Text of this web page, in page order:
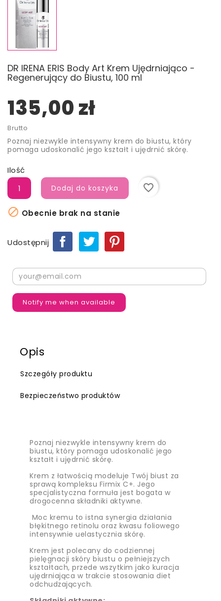
DR IRENA ERIS Body Art Krem Ujędrniająco -
Regenerujący do Biustu, 100 ml
135,00 zł
Brutto
Poznaj niezwykle intensywny krem do biustu, który
pomaga udoskonalić jego kształt i ujędrnić skórę.
Ilość
Dodaj do koszyka favorite_border
 Obecnie brak na stanie
Udostępnij
Notify me when available
Opis
Szczegóły produktu
Bezpieczeństwo produktów
Poznaj niezwykle intensywny krem do
biustu, który pomaga udoskonalić jego
kształt i ujędrnić skórę.
Krem z łatwością modeluje Twój biust za
sprawą kompleksu Firmix C+. Jego
specjalistyczna formuła jest bogata w
drogocenna składniki aktywne.
Moc kremu to istna synergia działania
błękitnego retinolu oraz kwasu foliowego
intensywnie uelastycznia skórę.
Krem jest polecany do codziennej
pielęgnacji skóry biustu o pełniejszych
kształtach, przede wszytkim jako kuracja
ujędrniająca w trakcie stosowania diet
odchudzających.